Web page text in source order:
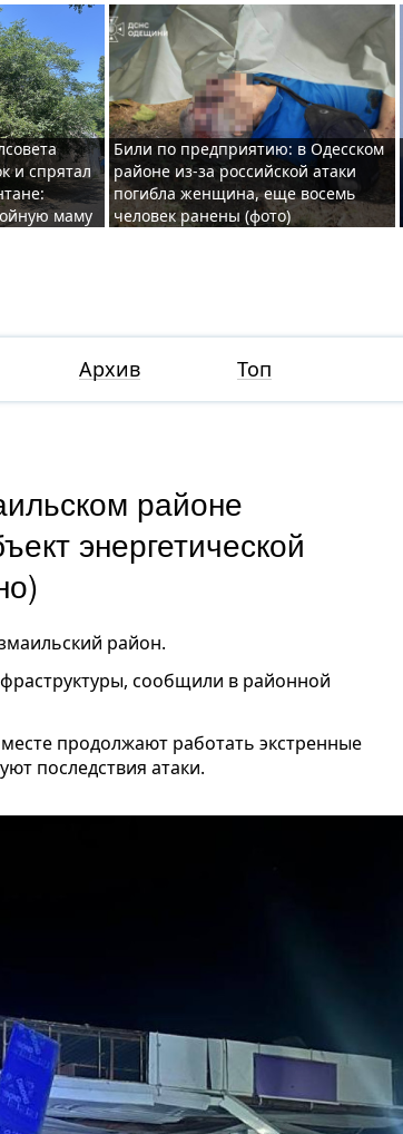
и спрятал
маму
Били по предприятию: в Одесском
районе из-за российской атаки
погибла женщина, еще восемь
человек ранены (фото)
Архив Топ
районе
энергетической
район.
сообщили в районной
продолжают работать экстренные
последствия атаки.